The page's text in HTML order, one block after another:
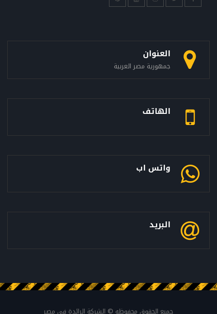
العنوان
جمهورية مصر العربية
الهاتف
واتس اب
البريد
جميع الحقوق محفوظه © الشركة الرائدة فى مصر